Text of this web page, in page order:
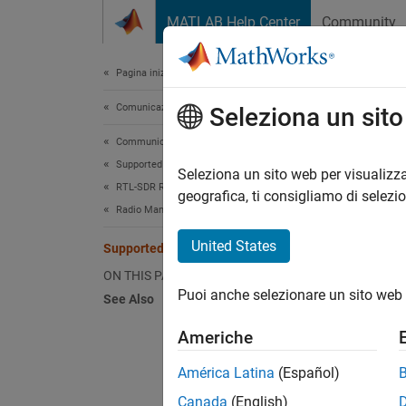
MATLAB Help Center Community
Pagina iniziale della documentazione
Comunicazioni wireless
Communications Toolbox
Supported Hardware – Software-Defined Radio
RTL-SDR Radio
Radio Management
Supported Data Types
ON THIS PAGE
See Also
Port
Seleziona un
Seleziona un sito web per
geografica, ti consigliamo di
United States
Puoi anche selezionare un sito
Americhe
América Latina (Español)
Canada (English)